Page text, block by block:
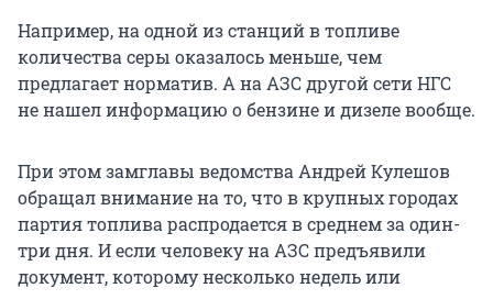
Например, на одной из станций в топливе
количества серы оказалось меньше, чем
предлагает норматив. А на АЗС другой сети НГС
не нашел информацию о бензине и дизеле вообще.
При этом замглавы ведомства Андрей Кулешов
обращал внимание на то, что в крупных городах
партия топлива распродается в среднем за один-
три дня. И если человеку на АЗС предъявили
документ, которому несколько недель или